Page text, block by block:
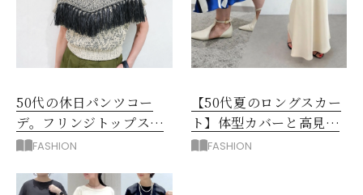
50代の休日パンツコー
デ。フリンジトップスを
主役に洗練アースカラー
FASHION
【50代夏のロングスカー
ト】体型カバーと高見え
を叶える4コーデ
FASHION